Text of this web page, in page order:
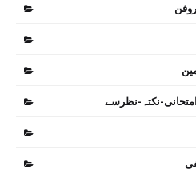
نکتہ-نظرسے